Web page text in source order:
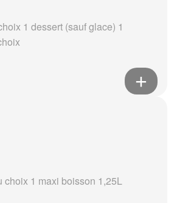
1 dessert (sauf glace) 1
choix 1 maxi boisson 1,25L